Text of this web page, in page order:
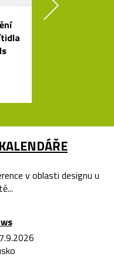
KALENDÁŘE
v oblasti designu u